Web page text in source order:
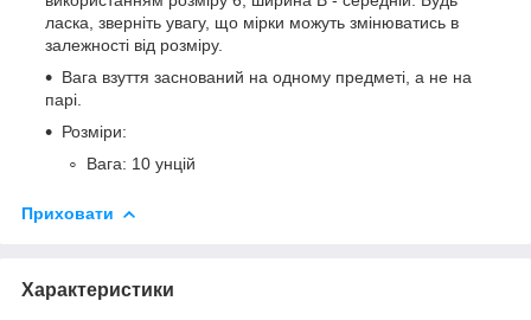
ласка, зверніть увагу, що мірки можуть змінюватись в
залежності від розміру.
Вага взуття заснований на одному предметі, а не на
парі.
Розміри:
Вага: 10 унцій
Приховати
Характеристики